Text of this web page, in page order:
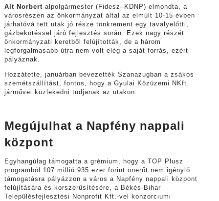
Alt Norbert alpolgármester (Fidesz–KDNP) elmondta, a
városrészen az önkormányzat által az elmúlt 10-15 évben
járhatóvá tett utak jó része tönkrement egy tavalyelőtti,
gázbekötéssel járó fejlesztés során. Ezek nagy részét
önkormányzati keretből felújították, de a három
legforgalmasabb útra nem volt elég a saját forrás, ezért
pályáznak.
Hozzátette, januárban bevezették Szanazugban a zsákos
szemétszállítást, fontos, hogy a Gyulai Közüzemi NKft.
járművei közlekedni tudjanak az utakon.
Megújulhat a Napfény nappali
központ
Egyhangúlag támogatta a grémium, hogy a TOP Plusz
programból 107 millió 935 ezer forint önerőt nem igénylő
támogatásra pályázzon a város a Napfény nappali központ
felújítására és korszerűsítésére, a Békés-Bihar
Településfejlesztési Nonprofit Kft.-vel konzorciumi